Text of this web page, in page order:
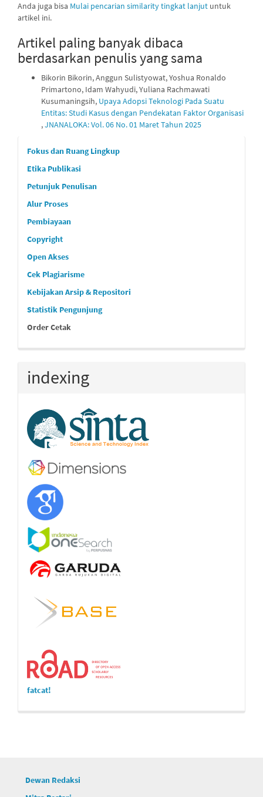
Anda juga bisa Mulai pencarian similarity tingkat lanjut untuk
artikel ini.
Artikel paling banyak dibaca
berdasarkan penulis yang sama
Bikorin Bikorin, Anggun Sulistyowat, Yoshua Ronaldo
Primartono, Idam Wahyudi, Yuliana Rachmawati
Kusumaningsih, Upaya Adopsi Teknologi Pada Suatu
Entitas: Studi Kasus dengan Pendekatan Faktor Organisasi
,JNANALOKA: Vol. 06 No. 01 Maret Tahun 2025
custommenu
Fokus dan Ruang Lingkup
Etika Publikasi
Petunjuk Penulisan
Alur Proses
Pembiayaan
Copyright
Open Akses
Cek Plagiarisme
Kebijakan Arsip & Repositori
Statistik Pengunjung
Order Cetak
indexing
fatcat!
Dewan Redaksi